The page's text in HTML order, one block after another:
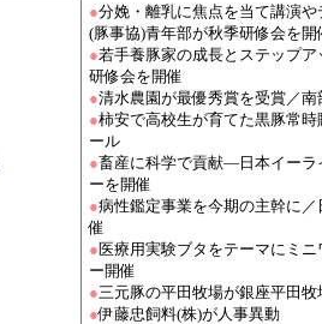
●分娩・離乳に焦点を当て講演
(豚事協)青年部が秋季研修会を開
●若手養豚家の成長とステップ
研修会を開催
●清水農園が最優秀賞を受賞／
●柿安で高校生が育てた黒豚常
ール
●畜産に科学で貢献―日本イーラ
ーを開催
●病性鑑定事業を今期の主幹に
催
●医療用実験ブタをテーマにミ
ー開催
●三元豚の平田牧場が銀座平田牧
●伊藤忠飼料(株)が人事異動